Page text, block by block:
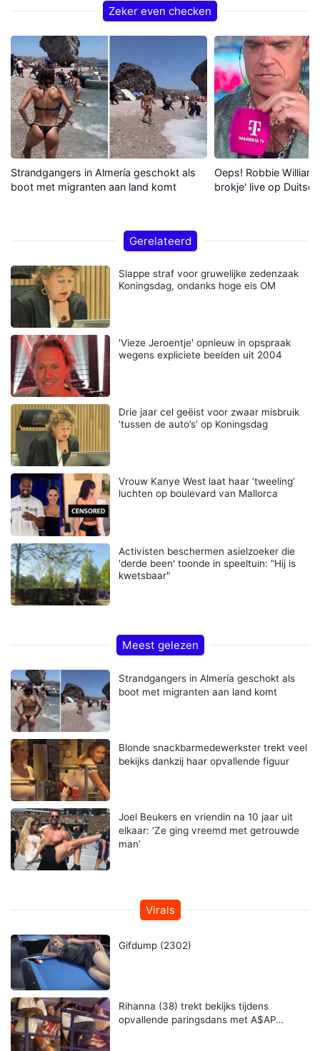
Zeker even checken
Strandgangers in Almería geschokt als
boot met migranten aan land komt
Oeps! Robbie
brokje' live op Duitse
Gerelateerd
Slappe straf voor gruwelijke zedenzaak
Koningsdag, ondanks hoge eis OM
'Vieze Jeroentje' opnieuw in opspraak
wegens expliciete beelden uit 2004
Drie jaar cel geëist voor zwaar misbruik
‘tussen de auto’s’ op Koningsdag
Vrouw Kanye West laat haar ‘tweeling’
luchten op boulevard van Mallorca
Activisten beschermen asielzoeker die
'derde been' toonde in speeltuin: "Hij is
kwetsbaar"
Meest gelezen
Strandgangers in Almería geschokt als
boot met migranten aan land komt
Blonde snackbarmedewerkster trekt veel
bekijks dankzij haar opvallende figuur
Joel Beukers en vriendin na 10 jaar uit
elkaar: ‘Ze ging vreemd met getrouwde
man’
Virals
Gifdump (2302)
Rihanna (38) trekt bekijks tijdens
opvallende paringsdans met A$AP…